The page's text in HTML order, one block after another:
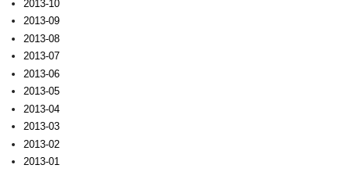
2013-10
2013-09
2013-08
2013-07
2013-06
2013-05
2013-04
2013-03
2013-02
2013-01